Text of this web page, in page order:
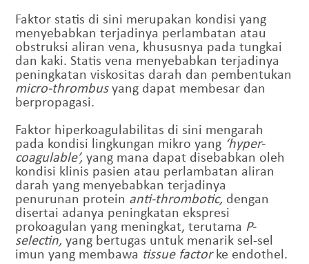
Faktor statis di sini merupakan kondisi yang
menyebabkan terjadinya perlambatan atau
obstruksi aliran vena, khususnya pada tungkai
dan kaki. Statis vena menyebabkan terjadinya
peningkatan viskositas darah dan pembentukan
micro-thrombusyang dapat membesar dan
berpropagasi.
Faktor hiperkoagulabilitas di sini mengarah
pada kondisi lingkungan mikro yang ‘hyper-
coagulable’,yang mana dapat disebabkan oleh
kondisi klinis pasien atau perlambatan aliran
darah yang menyebabkan terjadinya
penurunan protein anti-thrombotic, dengan
disertai adanya peningkatan ekspresi
prokoagulan yang meningkat, terutama P-
selectin,yang bertugas untuk menarik sel-sel
imun yang membawa tissue factorke endothel.